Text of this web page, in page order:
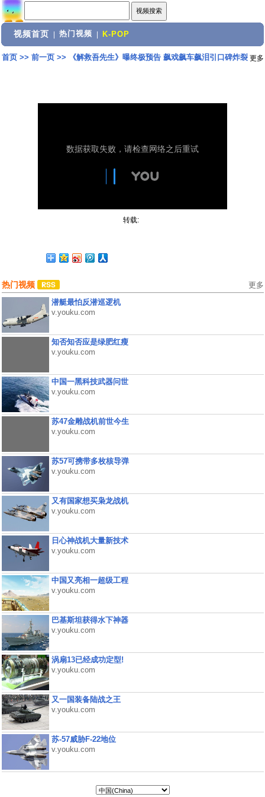
视频首页 热门视频 K-POP
首页>> 前一页>> 《解救吾先生》曝终极预告 飙戏飙车飙泪引口碑炸裂 更多
转载:
热门视频 更多
潜艇最怕反潜巡逻机
v.youku.com
知否知否应是绿肥红瘦
v.youku.com
中国一黑科技武器问世
v.youku.com
苏47金雕战机前世今生
v.youku.com
苏57可携带多枚核导弹
v.youku.com
又有国家想买枭龙战机
v.youku.com
日心神战机大量新技术
v.youku.com
中国又亮相一超级工程
v.youku.com
巴基斯坦获得水下神器
v.youku.com
涡扇13已经成功定型!
v.youku.com
又一国装备陆战之王
v.youku.com
苏-57威胁F-22地位
v.youku.com